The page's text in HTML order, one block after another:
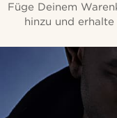
Füge Deinem
hinzu und